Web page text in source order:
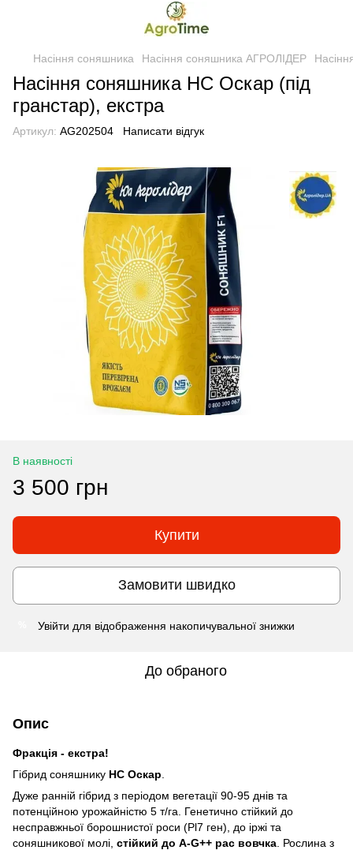
Насіння соняшника Насіння соняшника АГРОЛІДЕР
Насіння соняшника НС Оскар (під
гранстар), екстра
Артикул: AG202504 Написати відгук
В наявності
3 500 грн
Купити
Замовити швидко
Увійти для відображення накопичувальної знижки
До обраного
Опис
Фракція - екстра!
Гібрид соняшнику НС Оскар
Дуже ранній гібрид з періодом вегетації 90-95 днів та
потенційною урожайністю 5 т/га. Генетично стійкий до
несправжньої борошнистої роси (Pl7 ген), до іржі та
соняшникової молі, стійкий до A-G++ рас вовчка . Рослина з